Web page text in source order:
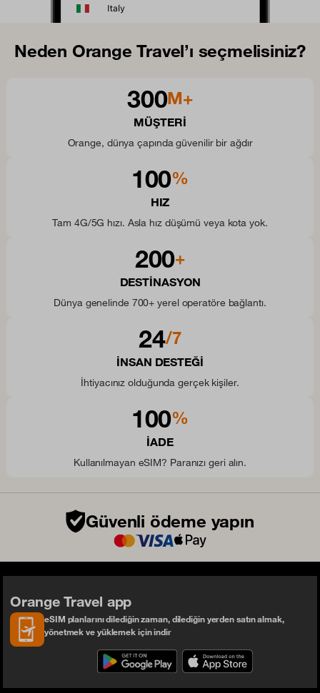
Neden Orange Travel’ı seçmelisiniz?
300M+
MÜŞTERI
Orange, dünya çapında güvenilir bir ağdır
100%
HIZ
Tam 4G/5G hızı. Asla hız düşümü veya kota yok.
200+
DESTINASYON
Dünya genelinde 700+ yerel operatöre bağlantı.
24/7
INSAN DESTEĞI
İhtiyacınız olduğunda gerçek kişiler.
100%
IADE
Kullanılmayan eSIM? Paranızı geri alın.
Güvenli ödeme yapın
Orange Travel app
eSIM planlarını dilediğin zaman, dilediğin yerden satın almak,
yönetmek ve yüklemek için indir